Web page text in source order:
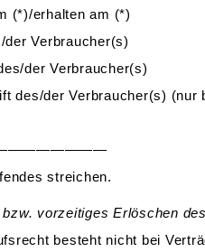
(*)/erhalten am (*)
der Verbraucher(s)
der Verbraucher(s)
des/der Verbraucher(s) (nur
streichen.
vorzeitiges Erlöschen
besteht nicht bei